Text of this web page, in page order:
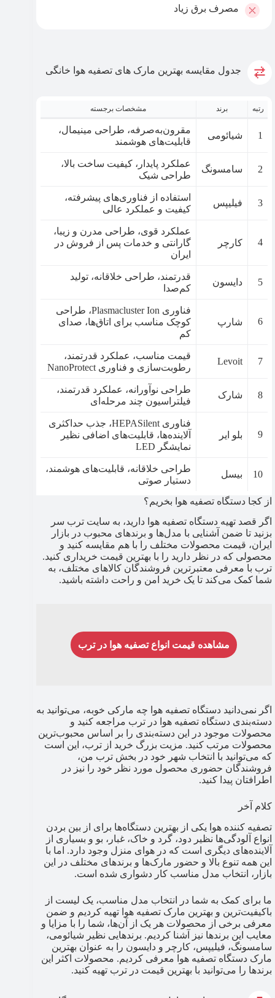
مصرف برق زیاد
جدول مقایسه بهترین مارک های تصفیه هوا خانگی
رتبه برند مشخصات برجسته
1 شیائومی
مقرون‌به‌صرفه، طراحی مینیمال،
قابلیت‌های هوشمند
2 سامسونگ
عملکرد پایدار، کیفیت ساخت بالا،
طراحی شیک
3 فیلیپس
استفاده از فناوری‌های پیشرفته،
کیفیت و عملکرد عالی
4 کارچر
عملکرد قوی، طراحی مدرن و زیبا،
گارانتی و خدمات پس از فروش در
ایران
5 دایسون
قدرتمند، طراحی خلاقانه، تولید
کم‌صدا
6 شارپ
فناوری Plasmacluster Ion، طراحی
کوچک مناسب برای اتاق‌ها، صدای
کم
7
Levoit
قیمت مناسب، عملکرد قدرتمند،
رطوبت‌سازی و فناوری NanoProtect
8 شارک
طراحی نوآورانه، عملکرد قدرتمند،
فیلتراسیون چند مرحله‌ای
9 بلو ایر
فناوری HEPASilent، جذب حداکثری
آلاینده‌ها، قابلیت‌های اضافی نظیر
نمایشگر LED
10 بیسل
طراحی خلاقانه، قابلیت‌های هوشمند،
دستیار صوتی
از کجا دستگاه تصفیه هوا بخریم؟
اگر قصد تهیه دستگاه تصفیه هوا دارید، به سایت ترب سر
بزنید تا ضمن آشنایی با مدل‌ها و برندهای محبوب در بازار
ایران، قیمت محصولات مختلف را با هم مقایسه کنید و
محصولی که در نظر دارید را با بهترین قیمت خریداری کنید.
ترب با معرفی معتبرترین فروشندگان کالاهای مختلف، به
شما کمک می‌کند تا یک خرید امن و راحت داشته باشید.
مشاهده قیمت انواع تصفیه‌‌ هوا در ترب
اگر نمی‌دانید دستگاه تصفیه هوا چه مارکی خوبه، می‌توانید به
دسته‌بندی دستگاه تصفیه هوا در ترب مراجعه کنید و
محصولات موجود در این دسته‌بندی را بر اساس محبوب‌ترین
محصولات مرتب کنید. مزیت بزرگ خرید از ترب، این است
که می‌توانید با انتخاب شهر خود در بخش ترب من،
فروشندگان حضوری محصول مورد نظر خود را نیز در
اطرافتان پیدا کنید.
کلام آخر
تصفیه کننده هوا یکی از بهترین دستگاه‌ها برای از بین بردن
انواع آلودگی‌ها نظیر دود، گرد و خاک، غبار، بو و بسیاری از
آلاینده‌های دیگری است که در هوای منزل وجود دارد. اما با
این همه تنوع بالا و حضور مارک‌ها و برندهای مختلف در این
بازار، انتخاب مدل مناسب کار دشواری شده است.
ما برای کمک به شما در انتخاب مدل مناسب، یک لیست از
باکیفیت‌ترین و بهترین مارک تصفیه هوا تهیه کردیم و ضمن
معرفی برخی از محصولات هر یک از آن‌ها، شما را با مزایا و
معایب این برندها نیز آشنا کردیم. برندهایی نظیر شیائومی،
سامسونگ، فیلیپس، کارچر و دایسون را به عنوان بهترین
مارک دستگاه تصفیه هوا معرفی کردیم. محصولات اکثر این
برندها را می‌توانید با بهترین قیمت در ترب تهیه کنید.